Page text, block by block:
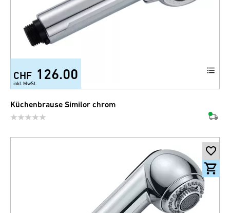
CHF 126.00
inkl. MwSt.
Küchenbrause Similor chrom